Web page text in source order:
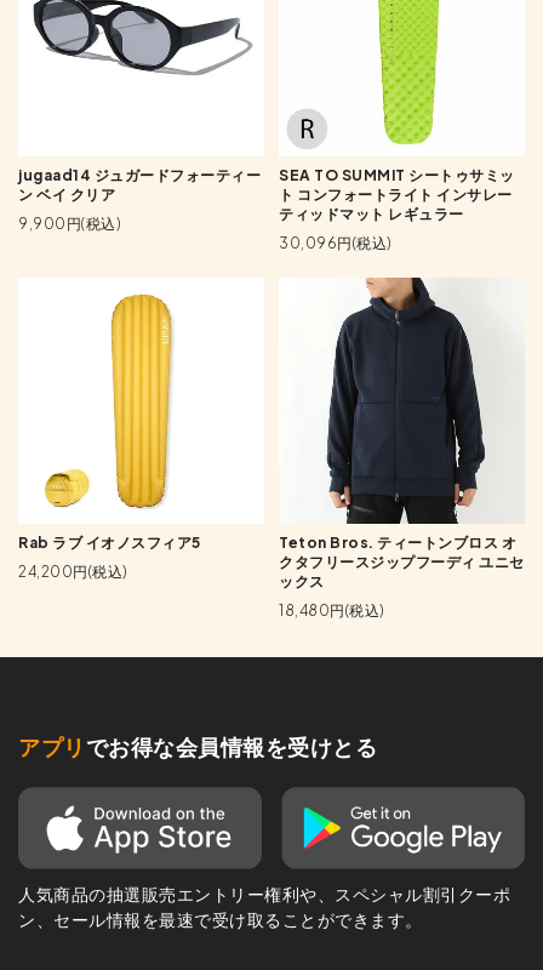
jugaad14 ジュガードフォーティー
ン ベイ クリア
9,900円(税込)
SEA TO SUMMIT シートゥサミッ
ト コンフォートライト インサレー
ティッドマット レギュラー
30,096円(税込)
Rab ラブ イオノスフィア5
24,200円(税込)
Teton Bros. ティートンブロス オ
クタフリースジップフーディ ユニセ
ックス
18,480円(税込)
アプリ でお得な会員情報を受けとる
人気商品の抽選販売エントリー権利や、スペシャル割引クーポ
ン、セール情報を最速で受け取ることができます。